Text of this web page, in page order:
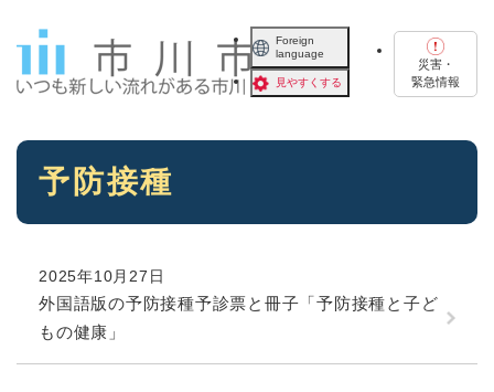
Foreign
language
見やすくする
災害・
緊急情報
本
予防接種
2025年10月27日
外国語版の予防接種予診票と冊子「予防接種と子ど
もの健康」